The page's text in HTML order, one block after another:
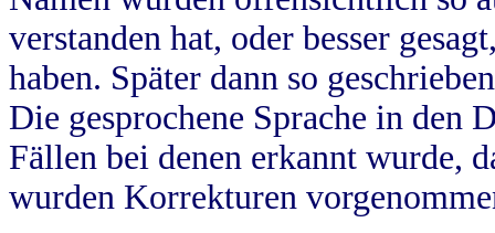
verstanden hat, oder besser
haben. Später dann so
Die gesprochene Sprache in
Fällen bei denen erkannt wurde,
wurden Korrekturen